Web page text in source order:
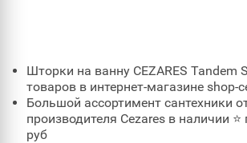
Шторки на ванну CEZARES Tandem
товаров в интернет-магазине shop-
Большой ассортимент сантехники
производителя Cezares в наличии
руб